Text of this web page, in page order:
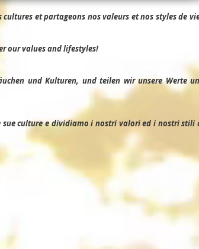
et partageons nos valeurs et nos styles de
our values and lifestyles!
und Kulturen, und teilen wir unsere Werte
culture e dividiamo i nostri valori ed i nostri stili